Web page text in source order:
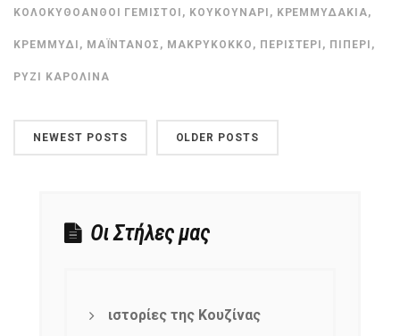
ΚΟΛΟΚΥΘΟΑΝΘΟΊ ΓΕΜΙΣΤΟΊ , ΚΟΥΚΟΥΝΆΡΙ , ΚΡΕΜΜΥΔΆΚΙΑ,
ΚΡΕΜΜΎΔΙ , ΜΑΪΝΤΑΝΌΣ , ΜΑΚΡΎΚΟΚΚΟ , ΠΕΡΙΣΤΈΡΙ , ΠΙΠΈΡΙ ,
ΡΎΖΙ ΚΑΡΟΛΊΝΑ
NEWEST POSTS OLDER POSTS
Οι Στήλες μας
ιστορίες της Κουζίνας